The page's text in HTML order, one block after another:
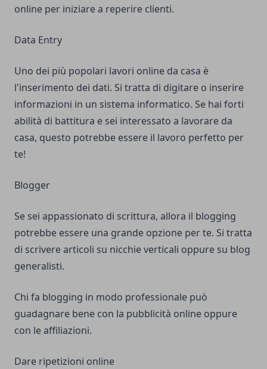
online per iniziare a reperire clienti.
Data Entry
Uno dei più popolari lavori online da casa è
l'inserimento dei dati. Si tratta di digitare o inserire
informazioni in un sistema informatico. Se hai forti
abilità di battitura e sei interessato a lavorare da
casa, questo potrebbe essere il lavoro perfetto per
te!
Blogger
Se sei appassionato di scrittura, allora il blogging
potrebbe essere una grande opzione per te. Si tratta
di scrivere articoli su nicchie verticali oppure su blog
generalisti.
Chi fa blogging in modo professionale può
guadagnare bene con la pubblicità online oppure
con le affiliazioni.
Dare ripetizioni online